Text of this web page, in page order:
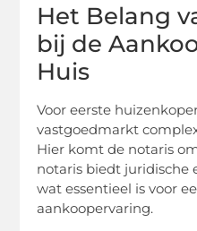
Het Belang
bij de
Huis
Voor eerste
vastgoedmarkt
Hier komt de notaris
notaris biedt juridische
wat essentieel is voor
aankoopervaring.